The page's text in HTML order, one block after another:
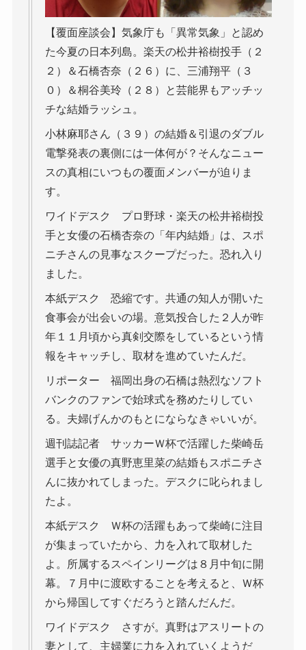
【覆面座談会】気象庁も「異常気象」と認め
た今夏の日本列島。楽天の松井裕樹投手（２
２）＆石橋杏奈（２６）に、三浦翔平（３
０）＆桐谷美玲（２８）と芸能界もアッチッ
チな結婚ラッシュ。
小林麻耶さん（３９）の結婚＆引退のダブル
電撃発表の裏側には一体何が？そんなニュー
スの真相にいつもの覆面メンバーが迫りま
す。
ワイドデスク プロ野球・楽天の松井裕樹投
手と女優の石橋杏奈の「年内結婚」は、スポ
ニチさんの見事なスクープだった。恐れ入り
ました。
本紙デスク 恐縮です。共通の知人が開いた
食事会が出会いの場。意気投合した２人が昨
年１１月頃から真剣交際をしているという情
報をキャッチし、取材を進めていたんだ。
リポーター 福岡出身の石橋は熱烈なソフト
バンクのファンで始球式を務めたりしてい
る。夫婦げんかのもとにならなきゃいいが。
週刊誌記者 サッカーＷ杯で活躍した柴崎岳
選手と女優の真野恵里菜の結婚もスポニチさ
んに抜かれてしまった。デスクに叱られまし
たよ。
本紙デスク Ｗ杯の活躍もあって柴崎に注目
が集まっていたから、力を入れて取材した
よ。所属するスペインリーグは８月中旬に開
幕。７月中に渡欧することを考えると、Ｗ杯
から帰国してすぐだろうと踏んだんだ。
ワイドデスク さすが。真野はアスリートの
妻として、主婦業に力を入れていくようだ